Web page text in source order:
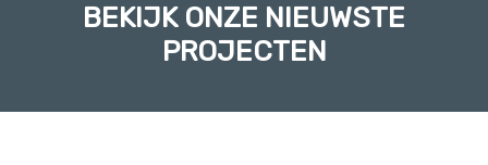
BEKIJK ONZE NIEUWSTE
PROJECTEN